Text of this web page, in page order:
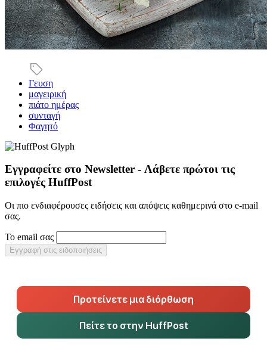
Γευση
μαγειρική
πιάτο ημέρας
συνταγή
Φαγητό
Εγγραφείτε στο Newsletter - Λάβετε πρώτοι τις
επιλογές HuffPost
Οι πιο ενδιαφέρουσες ειδήσεις και απόψεις καθημερινά στο e-mail
σας.
Το email σας
Εγγραφή στις ειδοποιήσεις
Προτείνετε μια διόρθωση
Πείτε το στην HuffPost